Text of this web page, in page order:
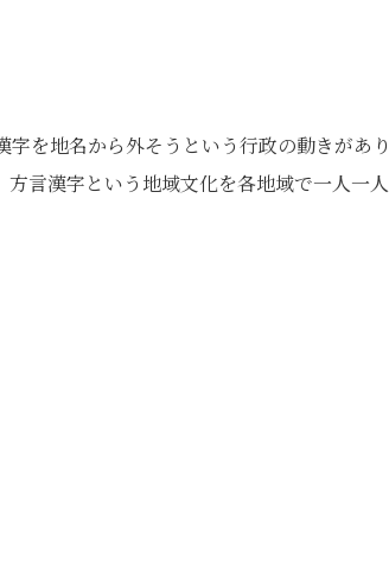
を地名から外そうという行政の動きがあり
言漢字という地域文化を各地域で一人一人